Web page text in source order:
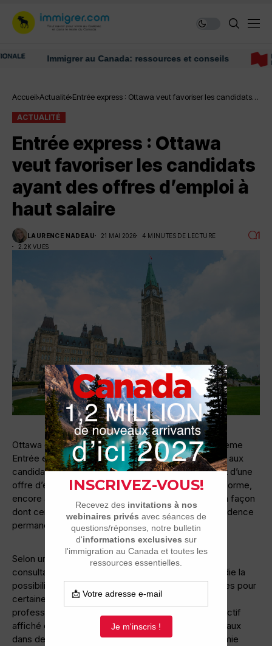
Immigrer au Canada: ressources et conseils
Accueil Actualité Entrée express : Ottawa veut favoriser les candidats
ACTUALITÉ
Entrée express : Ottawa
veut favoriser les candidats
ayant des offres d’emploi à
haut salaire
LAURENCE NADEAU 21 MAI 2026
4 MINUTES DE LECTURE
2.2K VUES
1
Ottawa envisage de modifier en profondeur le système
Entrée express afin d’accorder davantage de poids aux
candidats à l’immigration économique qui disposent d’une
offre d’emploi bien rémunérée au Canada. Cette réforme,
encore au stade de consultation, pourrait changer la façon
dont certains travailleurs qualifiés accèdent à la résidence
permanente.
Selon un document de travail et un sondage de
consultation publique, le gouvernement fédéral étudie la
possibilité de réintroduire des points supplémentaires pour
certaines offres d’emploi, mais seulement dans les
professions associées à des salaires élevés. L’objectif
affiché est d’attirer davantage de talents internationaux
dans des secteurs jugés stratégiques pour l’économie